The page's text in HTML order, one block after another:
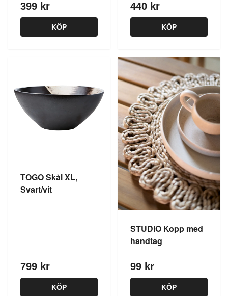
399 kr
KÖP
440 kr
KÖP
TOGO Skål XL,
Svart/vit
799 kr
KÖP
STUDIO Kopp med
handtag
99 kr
KÖP